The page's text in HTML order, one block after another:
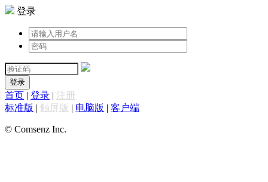
登录
登录
首页 | 登录 | 注册
标准版 | 触屏版 | 电脑版 | 客户端
© Comsenz Inc.